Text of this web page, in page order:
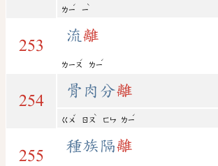
ㄌㄧ
ˊ
ㄧ
ˋ
253
流 離
ㄌㄧㄡ
ˊ
ㄌㄧ
ˊ
254
骨肉分離
ㄍㄨ
ˇ
ㄖㄡ
ˋ
ㄈㄣ ㄌㄧ
ˊ
255
種族隔離